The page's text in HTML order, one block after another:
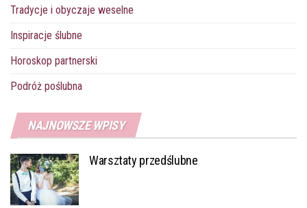
Tradycje i obyczaje weselne
Inspiracje ślubne
Horoskop partnerski
Podróż poślubna
NAJNOWSZE WPISY
Warsztaty przedślubne